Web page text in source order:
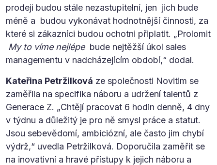
prodeji budou stále nezastupitelní, jen jich bude
méně a budou vykonávat hodnotnější činnosti, za
které si zákazníci budou ochotni připlatit. „Prolomit
My to víme nejlépebude nejtěžší úkol sales
managementu v nadcházejícím období,“ dodal.
Kateřina Petržilková ze‎‎‎‎ společnosti Novitim se
zaměřila na specifika náboru a udržení talentů z
Generace Z. „Chtějí pracovat 6 hodin denně, 4 dny
v týdnu a důležitý je pro ně smysl práce a statut.
Jsou sebevědomí, ambiciózní, ale často jim chybí
výdrž,“ uvedla Petržilková. Doporučila zaměřit se
na inovativní a hravé přístupy k jejich náboru a